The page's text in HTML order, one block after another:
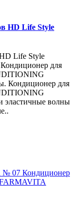
HD Life Style
Life Style
для
Кондиционер для
эластичные волны